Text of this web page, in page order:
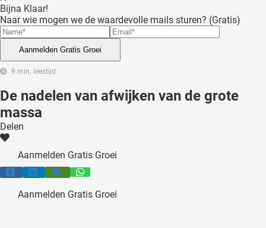
Bijna Klaar!
Naar wie mogen we de waardevolle mails sturen? (Gratis)
Aanmelden Gratis Groei
9 min. leestijd
De nadelen van afwijken van de grote
massa
Delen
Aanmelden Gratis Groei
Aanmelden Gratis Groei
en
kan de
niet
om
te